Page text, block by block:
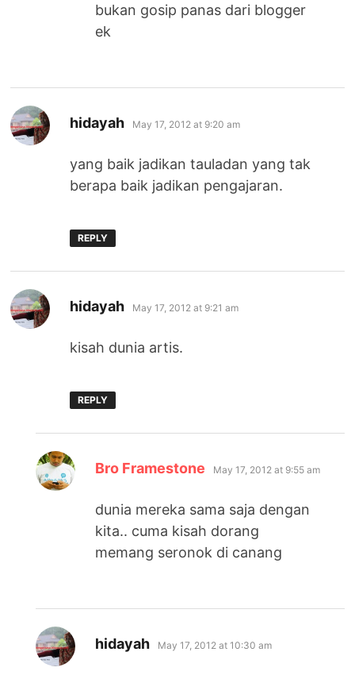
bukan gosip panas dari blogger
ek
hidayah says:
May 17, 2012 at 9:20 am
yang baik jadikan tauladan yang tak
berapa baik jadikan pengajaran.
REPLY
hidayah says:
May 17, 2012 at 9:21 am
kisah dunia artis.
REPLY
Bro Framestone says:
May 17, 2012 at 9:55 am
dunia mereka sama saja dengan
kita.. cuma kisah dorang
memang seronok di canang
hidayah says:
May 17, 2012 at 10:30 am